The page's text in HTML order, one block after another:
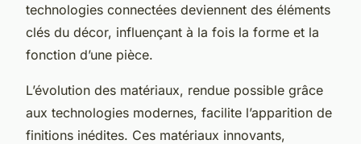
technologies connectées deviennent des éléments
clés du décor, influençant à la fois la forme et la
fonction d’une pièce.
L’évolution des matériaux, rendue possible grâce
aux technologies modernes, facilite l’apparition de
finitions inédites. Ces matériaux innovants,